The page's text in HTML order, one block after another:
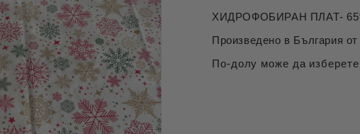
ХИДРОФОБИРАН ПЛАТ-
Произведено в България
По-долу може да